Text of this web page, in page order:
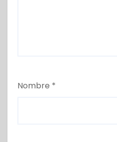
Nombre *